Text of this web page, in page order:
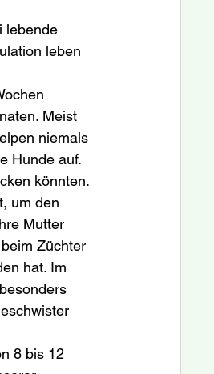
lebende
leben
Meist
niemals
Hunde auf.
könnten.
um den
Mutter
Züchter
hat. Im
8 bis 12